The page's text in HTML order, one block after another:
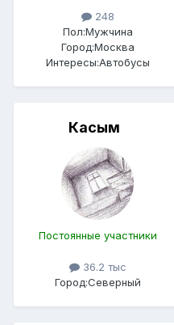
248
Пол:Мужчина
Город:Москва
Интересы:Автобусы
Касым
Постоянные участники
36.2 тыс
Город:Северный